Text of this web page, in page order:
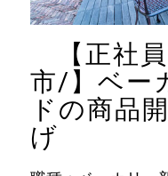
【正社
市/】ベー
ドの商品
げ